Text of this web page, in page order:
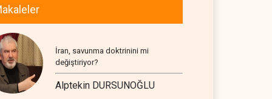
İran, savunma doktrinini mi
değiştiriyor?
Alptekin DURSUNOĞLU